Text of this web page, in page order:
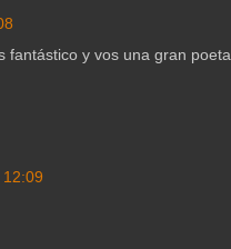
fantástico y vos una gran poeta.
12:09